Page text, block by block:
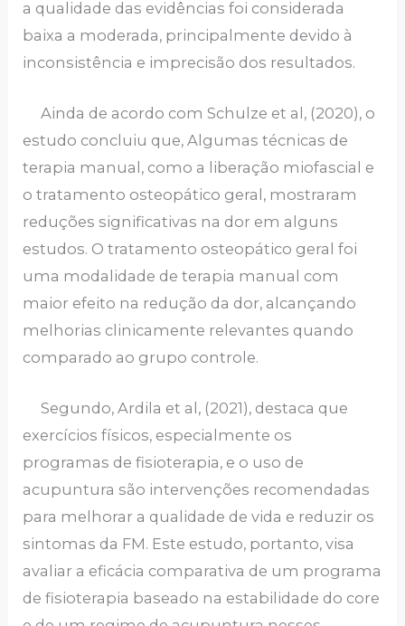
a qualidade das evidências foi considerada
baixa a moderada, principalmente devido à
inconsistência e imprecisão dos resultados.
Ainda de acordo com Schulze et al, (2020), o
estudo concluiu que, Algumas técnicas de
terapia manual, como a liberação miofascial e
o tratamento osteopático geral, mostraram
reduções significativas na dor em alguns
estudos. O tratamento osteopático geral foi
uma modalidade de terapia manual com
maior efeito na redução da dor, alcançando
melhorias clinicamente relevantes quando
comparado ao grupo controle.
Segundo, Ardila et al, (2021), destaca que
exercícios físicos, especialmente os
programas de fisioterapia, e o uso de
acupuntura são intervenções recomendadas
para melhorar a qualidade de vida e reduzir os
sintomas da FM. Este estudo, portanto, visa
avaliar a eficácia comparativa de um programa
de fisioterapia baseado na estabilidade do core